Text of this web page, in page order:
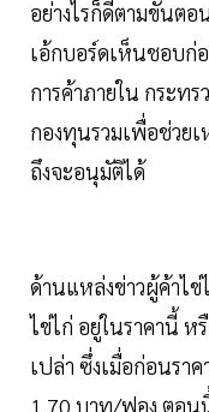
อย่างไรก็ดีตามขั้นตอ
เอ้กบอร์ดเห็นชอบก่
การค้าภายใน กระท
กองทุนรวมเพื่อช่วย
ถึงจะอนุมัติได้
ด้านแหล่งข่าวผู้ค้าไข่
ไข่ไก่ อยู่ในราคานี้ ห
เปล่า ซึ่งเมื่อก่อนรา
1.70 บาท/ฟอง ตอน